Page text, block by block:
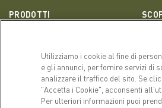
PRODOTTI
LINK CORRELATI
Informativa sulla privacy
Utilizziamo i cookie al fine di
e gli annunci, per fornire servizi di
analizzare il traffico del sito. Se
"Accetta i Cookie", acconsenti
Per ulteriori informazioni puoi